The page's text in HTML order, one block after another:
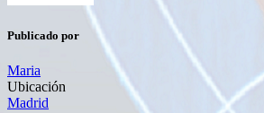
Publicado por
Maria
Ubicación
Madrid